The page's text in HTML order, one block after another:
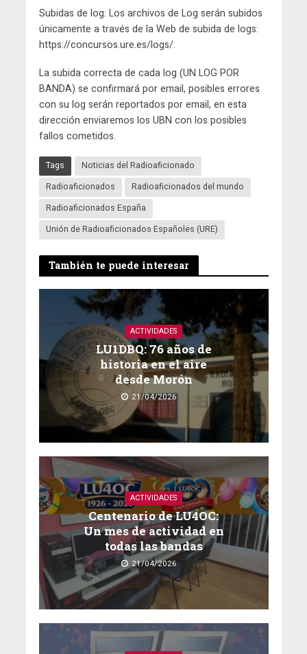
Subidas de log: Los archivos de Log serán subidos
únicamente a través de la Web de subida de logs:
https://concursos.ure.es/logs/.
La subida correcta de cada log (UN LOG POR
BANDA) se confirmará por email, posibles errores
con su log serán reportados por email, en esta
dirección enviaremos los UBN con los posibles
fallos cometidos.
Tags
Noticias del Radioaficionado
Radioaficionados
Radioaficionados del mundo
Radioaficionados España
Unión de Radioaficionados Españoles (URE)
También te puede interesar
ACTIVIDADES
LU1DBQ: 76 años de
historia en el aire
desde Morón
21/04/2026
ACTIVIDADES
Centenario de LU4OC:
Un mes de actividad en
todas las bandas
21/04/2026